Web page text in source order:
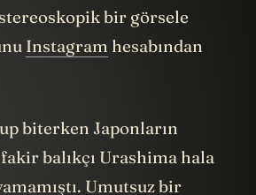
bir görsele
Instagram hesabından
biterken Japonların
balıkçı Urashima hala
Umutsuz bir